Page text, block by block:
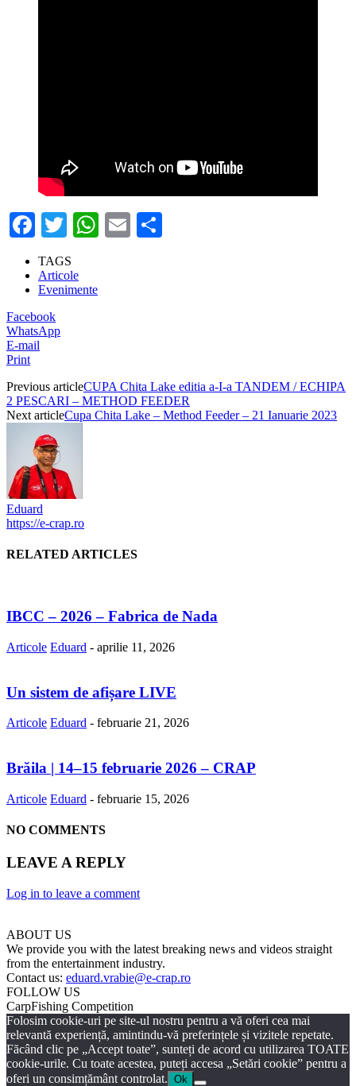
Facebook
TwitterWhatsApp
Email
TAGS
Articole
Evenimente
Facebook
WhatsApp
E-mail
Print
Previous articleCUPA Chita Lake editia a-I-a TANDEM / ECHIPA
2 PESCARI – METHOD FEEDER
Next articleCupa Chita Lake – Method Feeder – 21 Ianuarie 2023
Eduard
https://e-crap.ro
RELATED ARTICLES
IBCC – 2026 – Fabrica de Nada
Articole Eduard - aprilie 11, 2026
Un sistem de afișare LIVE
Articole Eduard - februarie 21, 2026
Brăila | 14–15 februarie 2026 – CRAP
Articole Eduard - februarie 15, 2026
NO COMMENTS
LEAVE A REPLY
Log in to leave a comment
ABOUT US
We provide you with the latest breaking news and videos straight
from the entertainment industry.
Contact us: eduard.vrabie@e-crap.ro
FOLLOW US
CarpFishing Competition
Folosim cookie-uri pe site-ul nostru pentru a vă oferi cea mai
relevantă experiență, amintindu-vă preferințele și vizitele repetate.
Făcând clic pe „Accept toate”, sunteți de acord cu utilizarea TOATE
cookie-urile. Cu toate acestea, puteți accesa „Setări cookie” pentru a
oferi un consimțământ controlat. Ok